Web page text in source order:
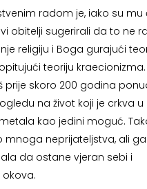
radom je, iako su mu
obitelji sugerirali da to ne
religiju i Boga gurajući
teoriju kraecionizma.
prije skoro 200 godina
na život koji je crkva u
kao jedini moguć.
mnoga neprijateljstva, ali
da ostane vjeran sebi i